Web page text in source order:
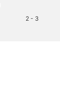
2 - 3